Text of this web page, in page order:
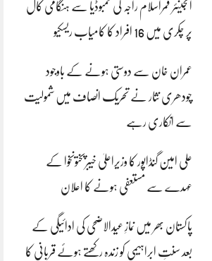
انجینئر قمراسلام راجہ کی کمبوڈیا سے ہنگامی کال
پر چکری میں 16 افراد کا کامیاب ریسکیو
عمران خان سے دوستی ہونے کے باوجود
چودھری نثار نے تحریک انصاف میں شمولیت
سے انکاری رہے
علی امین گنڈاپور کا وزیراعلیٰ خیبرپختونخوا کے
عہدے سے مستعفی ہونے کا اعلان
پاکستان بھر میں نمازِ عیدالاضحی کی ادائیگی کے
بعد سنتِ ابراہیمی کو زندہ رکھتے ہوئے قربانی کا